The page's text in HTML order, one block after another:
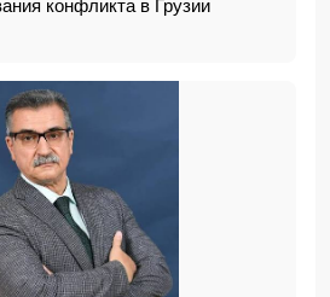
конфликта в Грузии